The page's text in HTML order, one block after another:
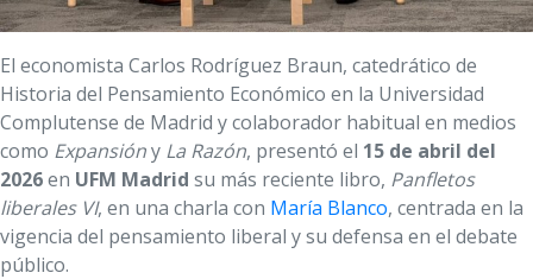
El economista Carlos Rodríguez Braun, catedrático de
Historia del Pensamiento Económico en la Universidad
Complutense de Madrid y colaborador habitual en medios
como Expansióny La Razón, presentó el 15 de abril del
2026en UFM Madrid su más reciente libro, Panfletos
liberales VI, en una charla con María Blanco, centrada en la
vigencia del pensamiento liberal y su defensa en el debate
público.